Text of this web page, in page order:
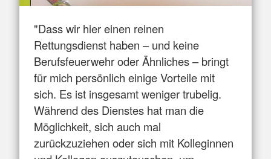
"Dass wir hier einen reinen
Rettungsdienst haben – und keine
Berufsfeuerwehr oder Ähnliches – bringt
für mich persönlich einige Vorteile mit
sich. Es ist insgesamt weniger trubelig.
Während des Dienstes hat man die
Möglichkeit, sich auch mal
zurückzuziehen oder sich mit Kolleginnen